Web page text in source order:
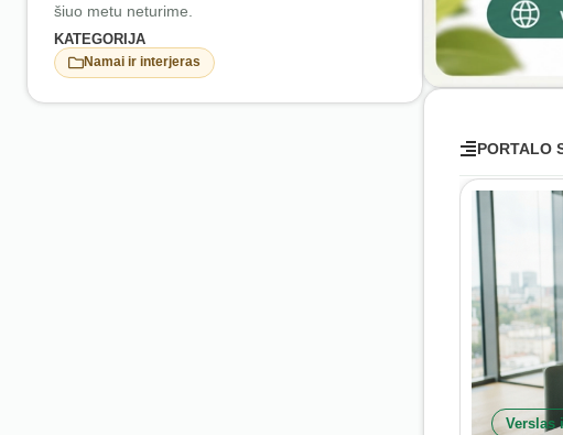
šiuo metu neturime.
KATEGORIJA
Namai ir interjeras
PORTALO
Verslas